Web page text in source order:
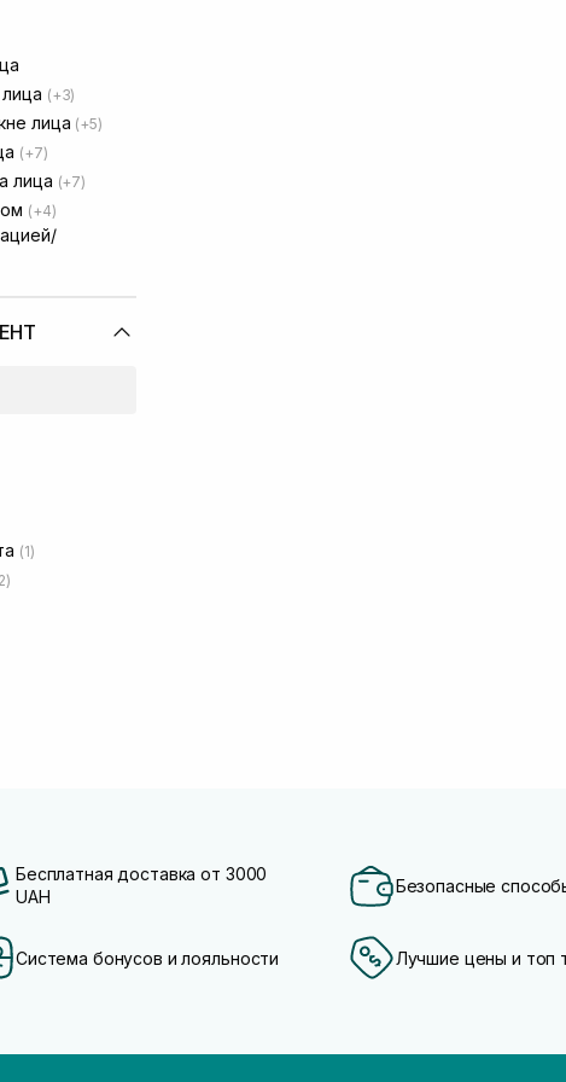
(+3)
лица (+5)
(+7)
лица (+7)
(+4)
порами
(1)
Бесплатная доставка от 3000
UAH
Безопасные
Система бонусов и лояльности Лучшие цены и топ